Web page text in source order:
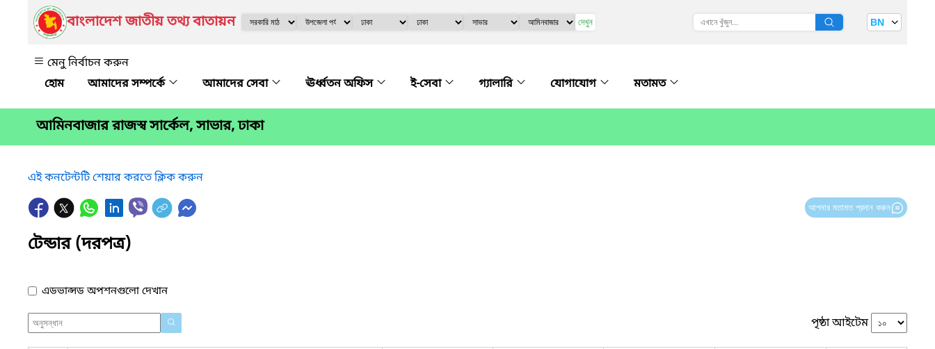
বাংলাদেশ জাতীয় তথ্য বাতায়ন দেখুন BN
মেনু নির্বাচন করুন
আমাদের সম্পর্কে
আমাদের সেবা ঊর্ধ্বতন অফিস ই-সেবা গ্যালারি যোগাযোগ মতামত
আমিনবাজার রাজস্ব সার্কেল, সাভার, ঢাকা
এই কনটেন্টটি শেয়ার করতে ক্লিক করুন
আপনার মতামত প্রদান করুন
টেন্ডার (দরপত্র)
এডভান্সড অপশনগুলো দেখান
পৃষ্ঠা আইটেম